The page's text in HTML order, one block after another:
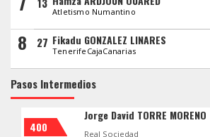
Atletismo Numantino
8 27 Fikadu GONZALEZ LINARES
TenerifeCajaCanarias
Pasos Intermedios
400
Jorge David TORRE MORENO
Real Sociedad